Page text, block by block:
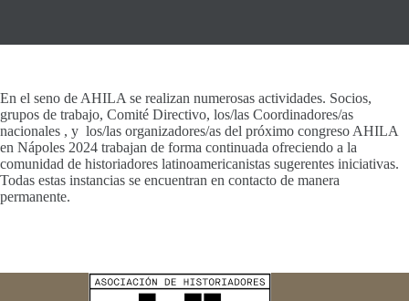
En el seno de AHILA se realizan numerosas actividades. Socios,
grupos de trabajo, Comité Directivo, los/las Coordinadores/as
nacionales , y los/las organizadores/as del próximo congreso AHILA
en Nápoles 2024 trabajan de forma continuada ofreciendo a la
comunidad de historiadores latinoamericanistas sugerentes iniciativas.
Todas estas instancias se encuentran en contacto de manera
permanente.